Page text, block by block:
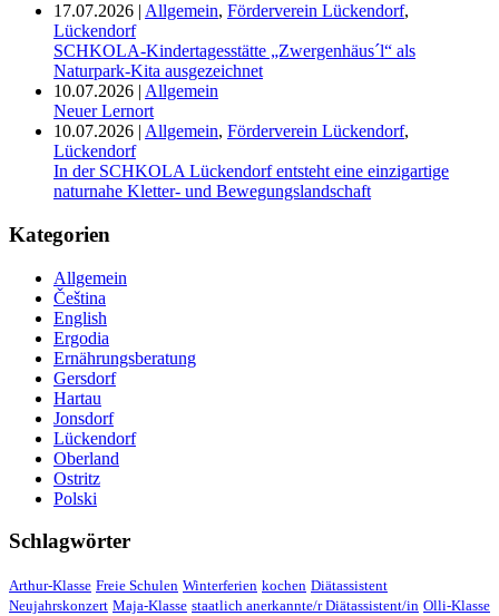
17.07.2026 | Allgemein, Förderverein Lückendorf,
Lückendorf
SCHKOLA-Kindertagesstätte „Zwergenhäus´l“ als
Naturpark-Kita ausgezeichnet
10.07.2026 | Allgemein
Neuer Lernort
10.07.2026 | Allgemein, Förderverein Lückendorf,
Lückendorf
In der SCHKOLA Lückendorf entsteht eine einzigartige
naturnahe Kletter- und Bewegungslandschaft
Kategorien
Allgemein
Čeština
English
Ergodia
Ernährungsberatung
Gersdorf
Hartau
Jonsdorf
Lückendorf
Oberland
Ostritz
Polski
Schlagwörter
Arthur-Klasse Freie Schulen Winterferien kochen Diätassistent
Neujahrskonzert Maja-Klasse staatlich anerkannte/r Diätassistent/in Olli-Klasse